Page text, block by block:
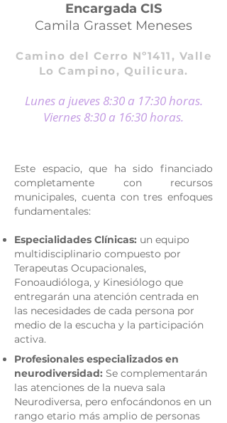
Encargada CIS
Camila Grasset Meneses
Camino del Cerro Nº1411, Valle
Lo Campino, Quilicura.
Lunes a jueves 8:30 a 17:30 horas.
Viernes 8:30 a 16:30 horas.
Este espacio, que ha sido financiado
completamente con recursos
municipales, cuenta con tres enfoques
fundamentales:
Especialidades Clínicas: un equipo
multidisciplinario compuesto por
Terapeutas Ocupacionales,
Fonoaudióloga, y Kinesiólogo que
entregarán una atención centrada en
las necesidades de cada persona por
medio de la escucha y la participación
activa.
Profesionales especializados en
neurodiversidad: Se complementarán
las atenciones de la nueva sala
Neurodiversa, pero enfocándonos en un
rango etario más amplio de personas